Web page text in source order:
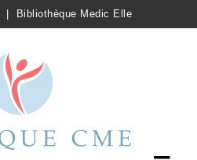
Bibliothèque Medic Elle